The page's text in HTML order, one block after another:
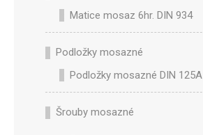
Matice mosaz 6hr. DIN 934
Podložky mosazné
Podložky mosazné DIN 125A
Šrouby mosazné